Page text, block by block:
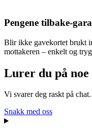
Pengene tilbake-
Blir ikke gavekortet brukt
mottakeren – enkelt og
Lurer du på noe
Vi svarer deg raskt på chat.
Snakk med oss